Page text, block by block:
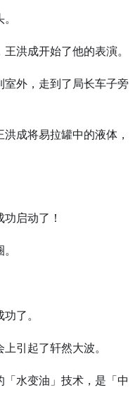
洪成开始了他的表演。
外，走到了局长车子旁
成将易拉罐中的液体，
启动了！
了。
引起了轩然大波。
水变油」技术，是「中